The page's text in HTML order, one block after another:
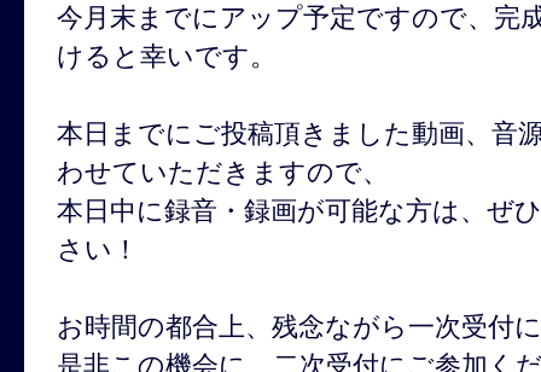
今月末までにアップ予定ですので、完
けると幸いです。
本日までにご投稿頂きました動画、音
わせていただきますので、
本日中に録音・録画が可能な方は、ぜ
さい！
お時間の都合上、残念ながら一次受付
是非この機会に、二次受付にご参加く